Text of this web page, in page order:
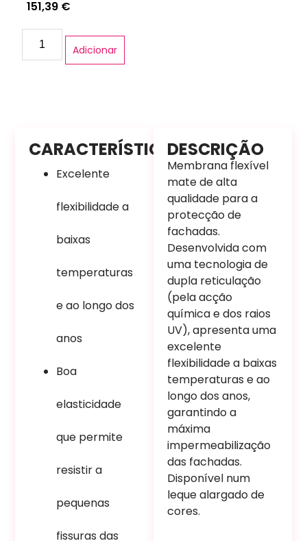
151,39 €
Adicionar
CARACTERÍSTICAS
Excelente
flexibilidade a
baixas
temperaturas
e ao longo dos
anos
Boa
elasticidade
que permite
resistir a
pequenas
fissuras das
DESCRIÇÃO
Membrana flexível
mate de alta
qualidade para a
protecção de
fachadas.
Desenvolvida com
uma tecnologia de
dupla reticulação
(pela acção
química e dos raios
UV), apresenta uma
excelente
flexibilidade a baixas
temperaturas e ao
longo dos anos,
garantindo a
máxima
impermeabilização
das fachadas.
Disponível num
leque alargado de
cores.